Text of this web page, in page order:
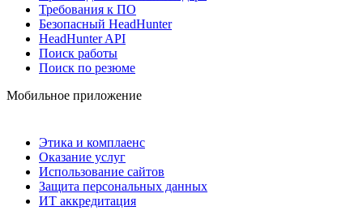
Требования к ПО
Безопасный HeadHunter
HeadHunter API
Поиск работы
Поиск по резюме
Мобильное приложение
Этика и комплаенс
Оказание услуг
Использование сайтов
Защита персональных данных
ИТ аккредитация